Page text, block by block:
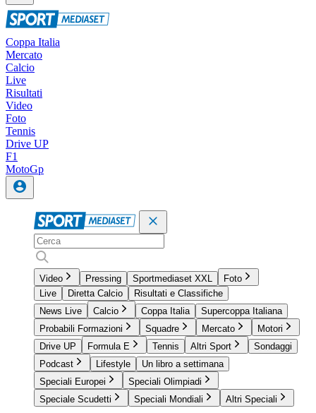
Coppa Italia
Mercato
Calcio
Live
Risultati
Video
Foto
Tennis
Drive UP
F1
MotoGp
Video Pressing Sportmediaset XXL
Foto
Live
Diretta Calcio
Risultati e Classifiche
News Live
Calcio Coppa Italia
Supercoppa Italiana
Probabili Formazioni
Squadre Mercato
Motori
Drive UP
Formula E Tennis Altri Sport
Sondaggi
Podcast
Lifestyle
Un libro a settimana
Speciali Europei
Speciali Olimpiadi
Speciale Scudetti
Speciali Mondiali Altri Speciali